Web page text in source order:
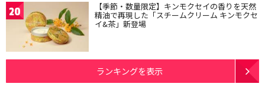
20 【季節・数量限定】キンモクセイの香りを天然
精油で再現した「スチームクリーム キンモクセ
イ&茶」新登場
ランキングを表示